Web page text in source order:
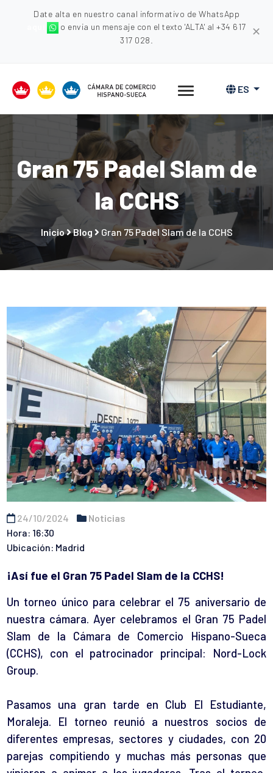
Date alta en nuestro canal informativo de WhatsApp
o envia un mensaje con el texto 'ALTA' al +34 617
317 028.
✕
ES
Gran 75 Padel Slam de
la CCHS
Inicio Blog Gran 75 Padel Slam de la CCHS
24/10/2024
Noticias
Hora: 16:30
Ubicación: Madrid
¡Así fue el Gran 75 Padel Slam de la CCHS!
Un torneo único para celebrar el 75 aniversario de
nuestra cámara. Ayer celebramos el Gran 75 Padel
Slam de la
Cámara de Comercio Hispano-Sueca
(CCHS), con el patrocinador principal:
Nord-Lock
Group.
Pasamos una gran tarde en Club El Estudiante,
Moraleja. El torneo reunió a nuestros socios de
diferentes empresas, sectores y ciudades, con 20
parejas compitiendo y muchas más personas que